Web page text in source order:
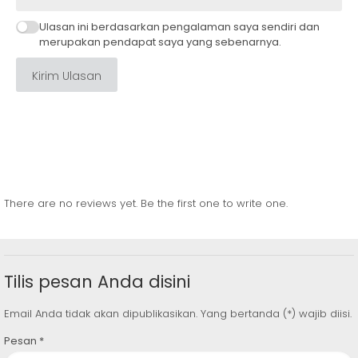
Ulasan ini berdasarkan pengalaman saya sendiri dan
merupakan pendapat saya yang sebenarnya.
Kirim Ulasan
There are no reviews yet. Be the first one to write one.
Tilis pesan Anda disini
Email Anda tidak akan dipublikasikan. Yang bertanda (*) wajib diisi.
Pesan *